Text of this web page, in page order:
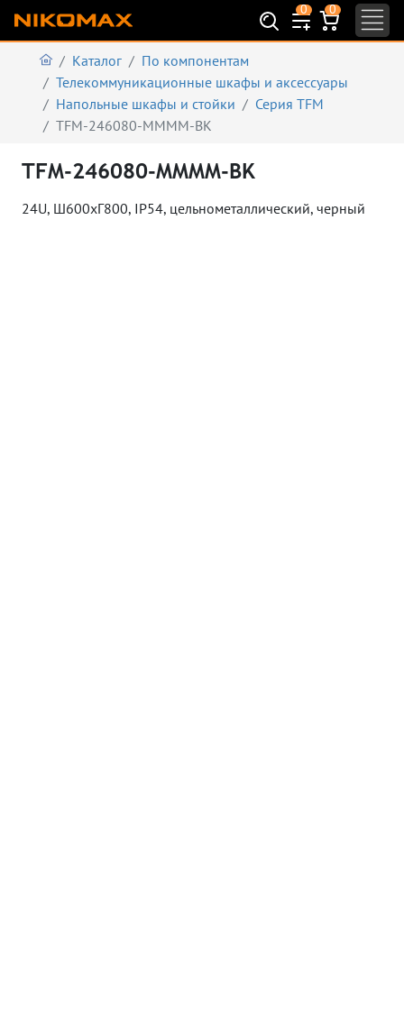
0 0
Каталог
По компонентам
Телекоммуникационные шкафы и аксеcсуары
Напольные шкафы и стойки
Серия TFM
TFM-246080-MMMM-BK
TFM-246080-MMMM-BK
24U, Ш600хГ800, IP54, цельнометаллический, черный